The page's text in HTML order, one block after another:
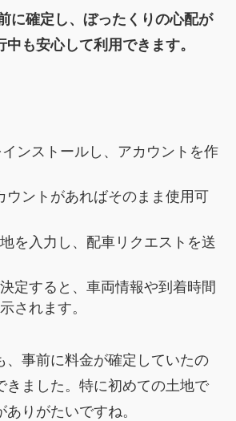
に確定し、ぼったくりの心配が
も安心して利用できます。
ンストールし、アカウントを作
ウントがあればそのまま使用可
を入力し、配車リクエストを送
定すると、車両情報や到着時間
されます。
、事前に料金が確定していたの
きました。特に初めての土地で
りがたいですね。